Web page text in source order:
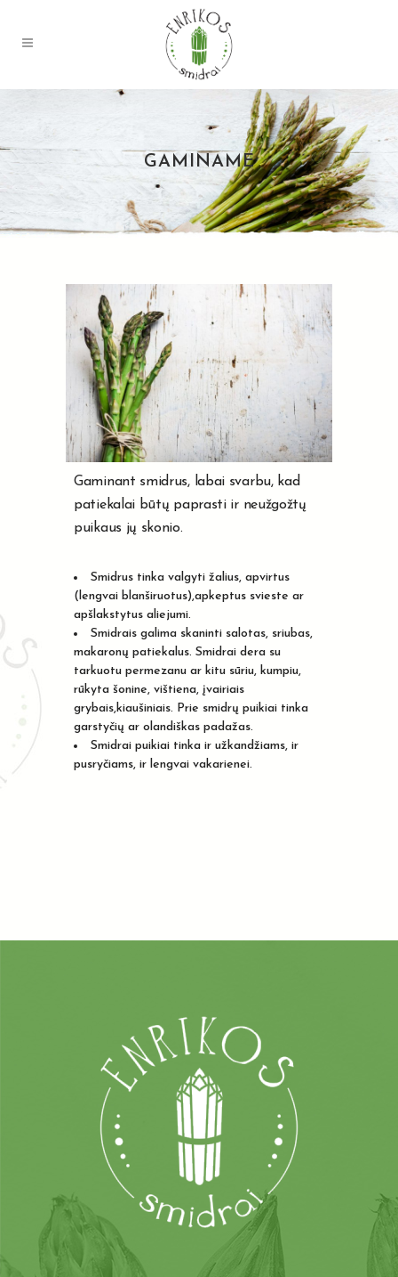
GAMINAME
Gaminant smidrus, labai svarbu, kad
patiekalai būtų paprasti ir neužgožtų
puikaus jų skonio.
Smidrus tinka valgyti žalius, apvirtus
(lengvai blanširuotus),apkeptus svieste ar
apšlakstytus aliejumi.
Smidrais galima skaninti salotas, sriubas,
makaronų patiekalus. Smidrai dera su
tarkuotu permezanu ar kitu sūriu, kumpiu,
rūkyta šonine, vištiena, įvairiais
grybais,kiaušiniais. Prie smidrų puikiai tinka
garstyčių ar olandiškas padažas.
Smidrai puikiai tinka ir užkandžiams, ir
pusryčiams, ir lengvai vakarienei.